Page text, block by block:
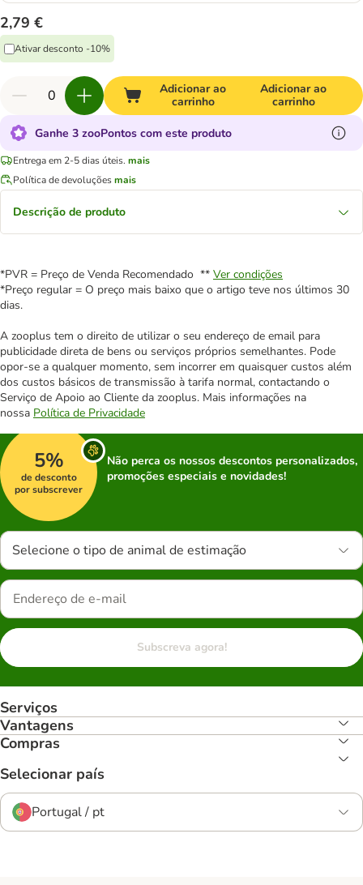
2,79 €
Ativar desconto -10%
Adicionar ao
carrinho
Adicionar ao
carrinho
Ganhe 3 zooPontos com este produto
Entrega em 2-5 dias úteis. mais
Política de devoluçõesmais
Descrição de produto
*PVR = Preço de Venda Recomendado ** Ver condições
*Preço regular = O preço mais baixo que o artigo teve nos últimos 30
dias.
A zooplus tem o direito de utilizar o seu endereço de email para
publicidade direta de bens ou serviços próprios semelhantes. Pode
opor-se a qualquer momento, sem incorrer em quaisquer custos além
dos custos básicos de transmissão à tarifa normal, contactando o
Serviço de Apoio ao Cliente da zooplus. Mais informações na
nossa Política de Privacidade
5%
de desconto
por subscrever
Não perca os nossos descontos personalizados,
promoções especiais e novidades!
Selecione o tipo de animal de estimação
Subscreva agora!
Serviços
Vantagens
Compras
Selecionar país
Portugal / pt